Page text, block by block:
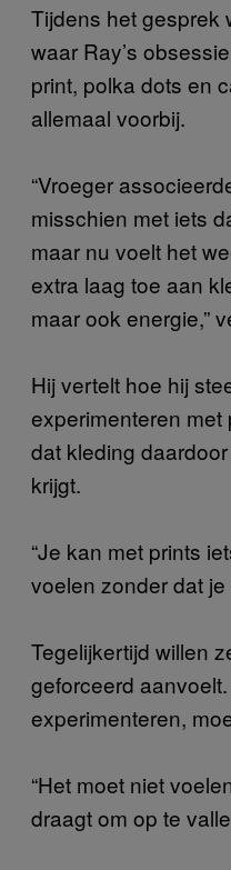
Tijdens het gesprek
waar Ray’s
print, polka dots en
allemaal voorbij.
“Vroeger
misschien met iets
maar nu voelt het
extra laag toe aan
maar ook energie,”
Hij vertelt hoe hij
experimenteren met
dat kleding
krijgt.
“Je kan met prints
voelen zonder dat
Tegelijkertijd willen
geforceerd
experimenteren,
“Het moet niet
draagt om op te